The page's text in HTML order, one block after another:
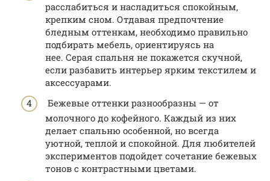
расслабиться и насладиться спокойным,
крепким сном. Отдавая предпочтение
бледным оттенкам, необходимо правильно
подбирать мебель, ориентируясь на
нее. Серая спальня не покажется скучной,
если разбавить интерьер ярким текстилем и
аксессуарами.
Бежевые оттенки разнообразны — от
молочного до кофейного. Каждый из них
делает спальню особенной, но всегда
уютной, теплой и спокойной. Для любителей
экспериментов подойдет сочетание бежевых
тонов с контрастными цветами.